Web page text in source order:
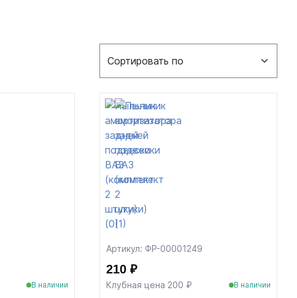
В наличии
Артикул: ФР-00001249
210 ₽
Клубная цена 200 ₽ В наличии